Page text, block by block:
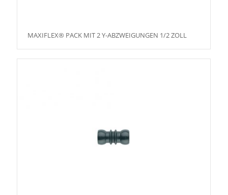
MAXIFLEX® PACK MIT 2 Y-ABZWEIGUNGEN 1/2 ZOLL